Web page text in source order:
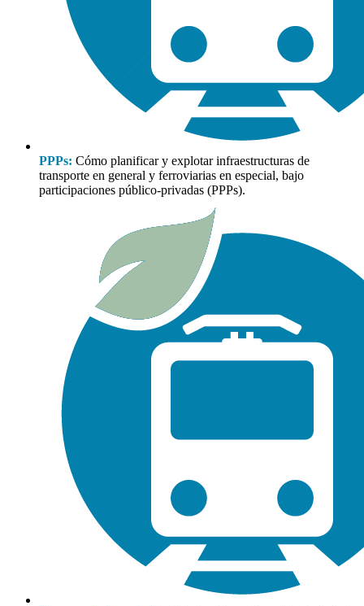
PPPs: Cómo planificar y explotar infraestructuras de
transporte en general y ferroviarias en especial, bajo
participaciones público-privadas (PPPs).